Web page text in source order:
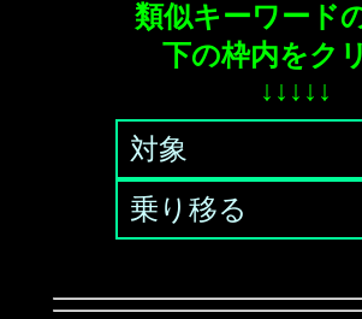
類似キーワード
下の枠内をク
↓↓↓↓↓
対象
乗り移る